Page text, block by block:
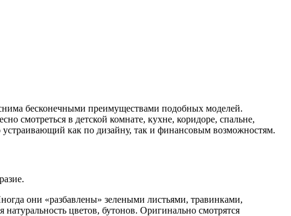
бесконечными преимуществами подобных моделей.
смотреться в детской комнате, кухне, коридоре, спальне,
как по дизайну, так и финансовым возможностям.
они «разбавлены» зелеными листьями, травинками,
цветов, бутонов. Оригинально смотрятся